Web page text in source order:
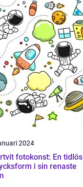
2024
fotokonst: En tidlös
i sin renaste